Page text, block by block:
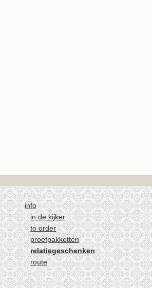
info
in de kijker
to order
proefpakketten
relatiegeschenken
route